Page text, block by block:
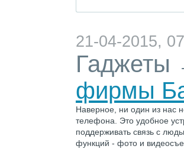
21-04-2015,
Гаджеты
фирмы
Наверное, ни один из нас
телефона. Это удобное
поддерживать связь с
функций - фото и